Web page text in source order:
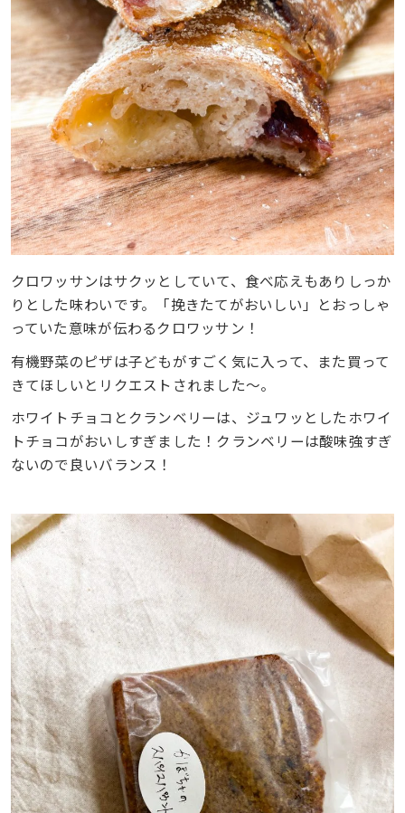
クロワッサンはサクッとしていて、食べ応えもありしっか
りとした味わいです。「挽きたてがおいしい」とおっしゃ
っていた意味が伝わるクロワッサン！
有機野菜のピザは子どもがすごく気に入って、また買って
きてほしいとリクエストされました〜。
ホワイトチョコとクランベリーは、ジュワッとしたホワイ
トチョコがおいしすぎました！クランベリーは酸味強すぎ
ないので良いバランス！